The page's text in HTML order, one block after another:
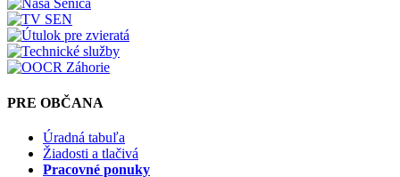
PRE OBČANA
Úradná tabuľa
Žiadosti a tlačivá
Pracovné ponuky